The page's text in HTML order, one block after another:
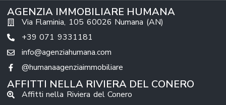
AGENZIA IMMOBILIARE HUMANA
Via Flaminia, 105 60026 Numana (AN)
+39 071 9331181
info@agenziahumana.com
@humanaagenziaimmobiliare
AFFITTI NELLA RIVIERA DEL CONERO
Affitti nella Riviera del Conero